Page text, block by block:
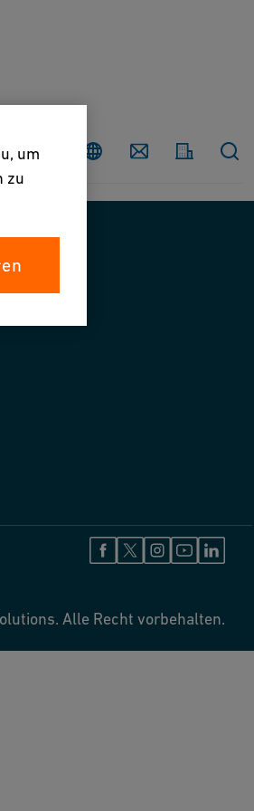
Land Contact
Alle Recht vorbehalten.
um
zu